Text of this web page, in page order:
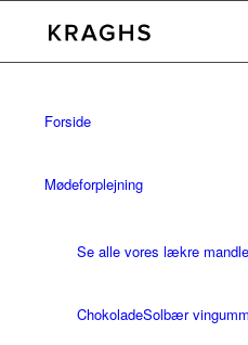
Forside
Mødeforplejning
Se alle vores lækre
ChokoladeSolbær